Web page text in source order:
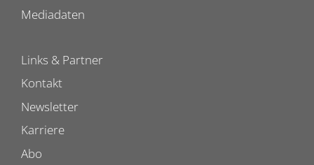
Mediadaten
Links & Partner
Kontakt
Newsletter
Karriere
Abo